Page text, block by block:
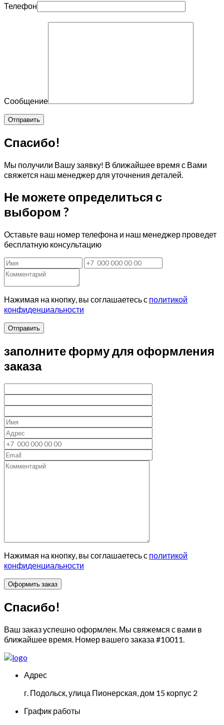
Телефон
Сообщение
Спасибо!
Мы получили Вашу заявку! В ближайшее время с Вами
свяжется наш менеджер для уточнения деталей.
Не можете определиться с
выбором ?
Оставьте ваш номер телефона и наш менеджер проведет
бесплатную консультацию
Нажимая на кнопку, вы соглашаетесь с политикой
конфиденциальности
Отправить
заполните форму для оформления
заказа
Нажимая на кнопку, вы соглашаетесь с политикой
конфиденциальности
Спасибо!
Ваш заказ успешно оформлен. Мы свяжемся с вами в
ближайшее время. Номер вашего заказа #10011.
Адрес
г. Подольск, улица Пионерская, дом 15 корпус 2
График работы